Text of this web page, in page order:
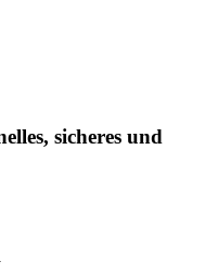
sicheres und